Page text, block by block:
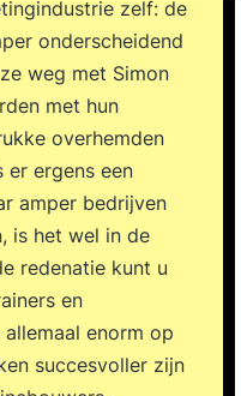
training De
voor Niet-
over twee
bestaan uit
opdrachten
toepasbaar zijn
door
in de praktijk.
bespreek je
je ervaringen,
de training af met
en een concreet
zelf: de
onderscheidend
weg met Simon
met hun
overhemden
er ergens een
amper bedrijven
is het wel in de
redenatie kunt u
en
enorm op
succesvoller zijn